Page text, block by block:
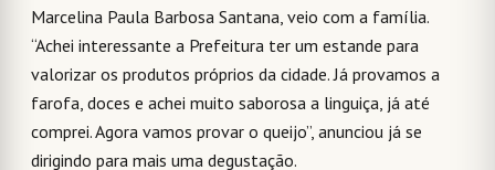
Marcelina Paula Barbosa Santana, veio com a família.
“Achei interessante a Prefeitura ter um estande para
valorizar os produtos próprios da cidade. Já provamos a
farofa, doces e achei muito saborosa a linguiça, já até
comprei. Agora vamos provar o queijo”, anunciou já se
dirigindo para mais uma degustação.